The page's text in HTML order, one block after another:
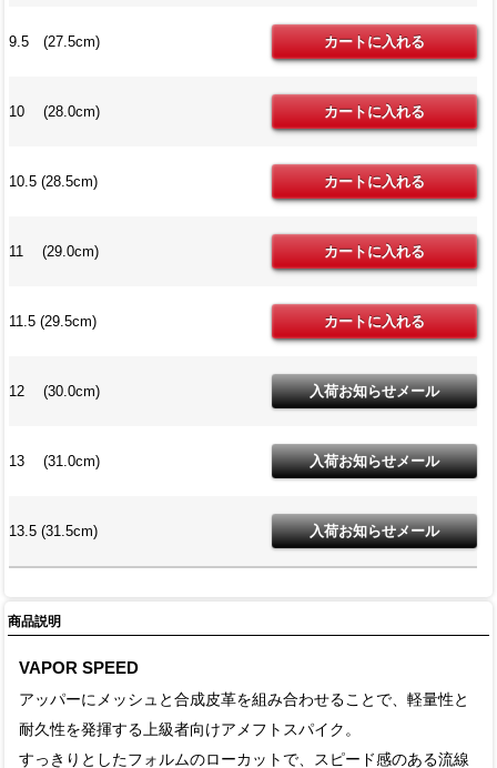
9.5 (27.5cm)
10 (28.0cm)
10.5 (28.5cm)
11 (29.0cm)
11.5 (29.5cm)
12 (30.0cm)
13 (31.0cm)
13.5 (31.5cm)
商品説明
VAPOR SPEED
アッパーにメッシュと合成皮革を組み合わせることで、軽量性と
耐久性を発揮する上級者向けアメフトスパイク。
すっきりとしたフォルムのローカットで、スピード感のある流線